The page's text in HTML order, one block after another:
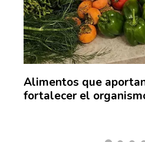
C para
Las 15